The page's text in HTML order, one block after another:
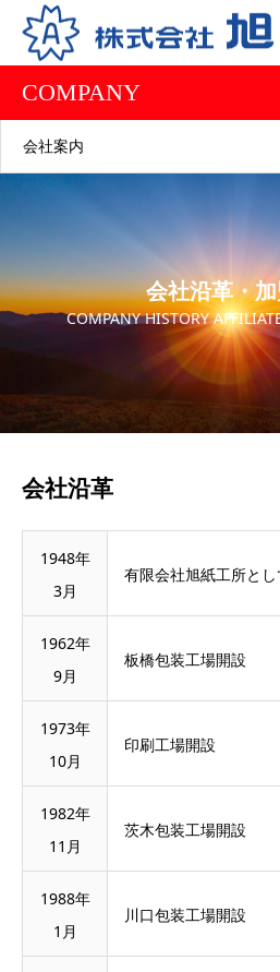
COMPANY
会社案内
会社沿革・
COMPANY HISTORY
会社沿革
1948年
3月
有限会社旭紙工所と
1962年
9月
板橋包装工場開設
1973年
10月
印刷工場開設
1982年
11月
茨木包装工場開設
1988年
1月
川口包装工場開設